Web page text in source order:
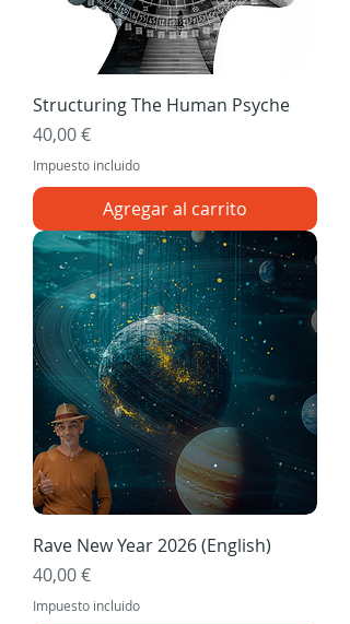
Structuring The Human Psyche
Precio
40,00 €
Impuesto incluido
Agregar al carrito
Rave New Year 2026 (English)
Precio
40,00 €
Impuesto incluido